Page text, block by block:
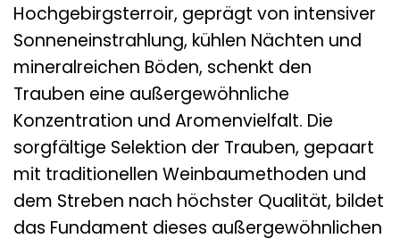
Hochgebirgsterroir, geprägt von intensiver
Sonneneinstrahlung, kühlen Nächten und
mineralreichen Böden, schenkt den
Trauben eine außergewöhnliche
Konzentration und Aromenvielfalt. Die
sorgfältige Selektion der Trauben, gepaart
mit traditionellen Weinbaumethoden und
dem Streben nach höchster Qualität, bildet
das Fundament dieses außergewöhnlichen